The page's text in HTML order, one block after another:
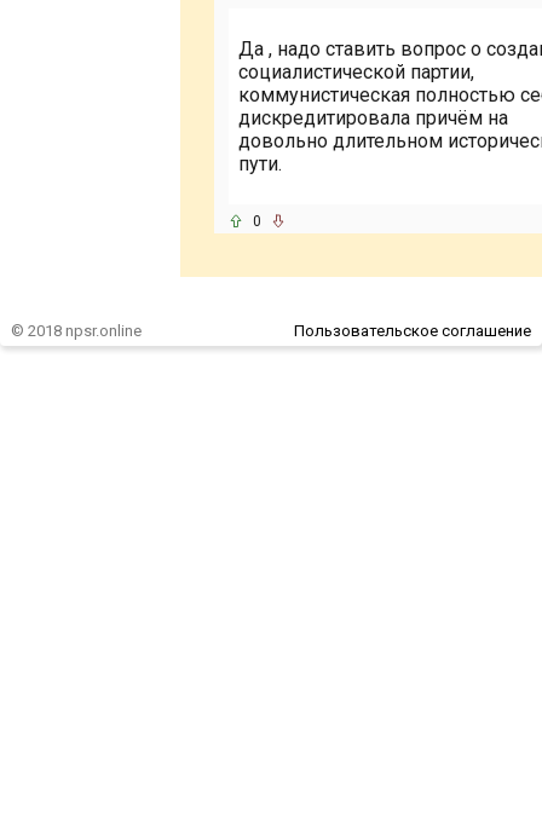
Да , надо ставить вопрос о
социалистической партии,
коммунистическая полностью
дискредитировала причём на
довольно длительном
пути.
0
© 2018 npsr.online Пользовательское соглашение